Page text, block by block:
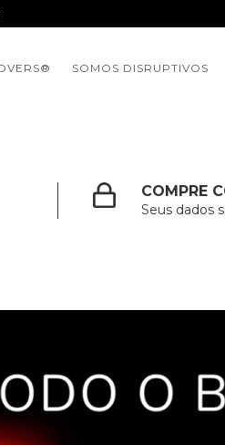
SOMOS DISRUPTIVOS |
COMPRE
Seus dados